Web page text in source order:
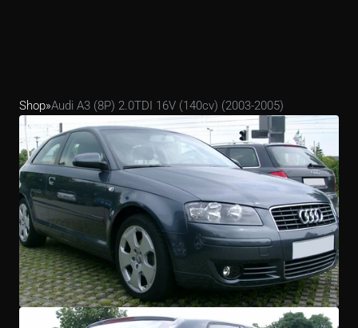
Shop»Audi A3 (8P) 2.0TDI 16V (140cv) (2003-2005)